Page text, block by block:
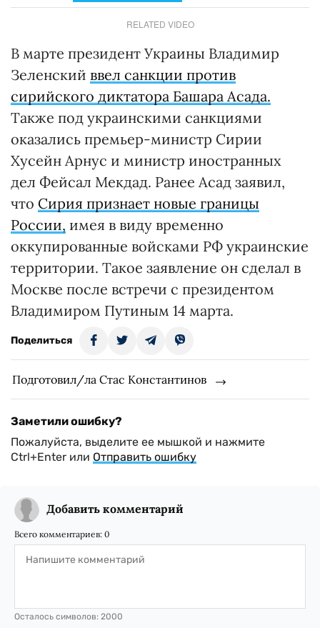
RELATED VIDEO
В марте президент Украины Владимир
Зеленский ввел санкции против
сирийского диктатора Башара Асада.
Также под украинскими санкциями
оказались премьер-министр Сирии
Хусейн Арнус и министр иностранных
дел Фейсал Мекдад. Ранее Асад заявил,
что Сирия признает новые границы
России, имея в виду временно
оккупированные войсками РФ украинские
территории. Такое заявление он сделал в
Москве после встречи с президентом
Владимиром Путиным 14 марта.
Поделиться
Подготовил/ла Стас Константинов
Заметили ошибку?
Пожалуйста, выделите ее мышкой и нажмите
Ctrl+Enter или Отправить ошибку
Добавить комментарий
Всего комментариев: 0
Осталось символов: 2000